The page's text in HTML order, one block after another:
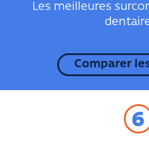
Les meilleures
Comparer
6